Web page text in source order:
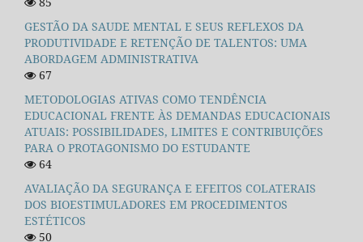
GESTÃO DA SAUDE MENTAL E SEUS REFLEXOS DA
PRODUTIVIDADE E RETENÇÃO DE TALENTOS: UMA
ABORDAGEM ADMINISTRATIVA
67
METODOLOGIAS ATIVAS COMO TENDÊNCIA
EDUCACIONAL FRENTE ÀS DEMANDAS EDUCACIONAIS
ATUAIS: POSSIBILIDADES, LIMITES E CONTRIBUIÇÕES
PARA O PROTAGONISMO DO ESTUDANTE
64
AVALIAÇÃO DA SEGURANÇA E EFEITOS COLATERAIS
DOS BIOESTIMULADORES EM PROCEDIMENTOS
ESTÉTICOS
50